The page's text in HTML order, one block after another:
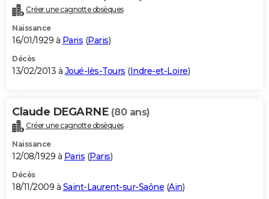
Créer une cagnotte obsèques
Naissance
16/01/1929 à Paris (Paris)
Décès
13/02/2013 à Joué-lès-Tours (Indre-et-Loire)
Claude DEGARNE (80 ans)
Créer une cagnotte obsèques
Naissance
12/08/1929 à Paris (Paris)
Décès
18/11/2009 à Saint-Laurent-sur-Saône (Ain)